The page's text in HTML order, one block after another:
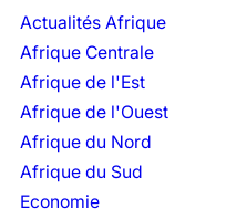
h
v
Actualités Afrique
Afrique Centrale
Afrique de l'Est
Afrique de l'Ouest
Afrique du Nord
Afrique du Sud
Economie